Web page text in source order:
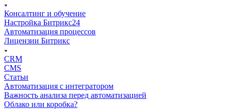
Консалтинг и обучение
Настройка Битрикс24
Автоматизация процессов
Лицензии Битрикс
CRM
CMS
Статьи
Автоматизация с интегратором
Важность анализа перед автоматизацией
Облако или коробка?